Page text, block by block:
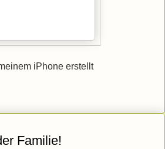
iPhone erstellt
Familie!